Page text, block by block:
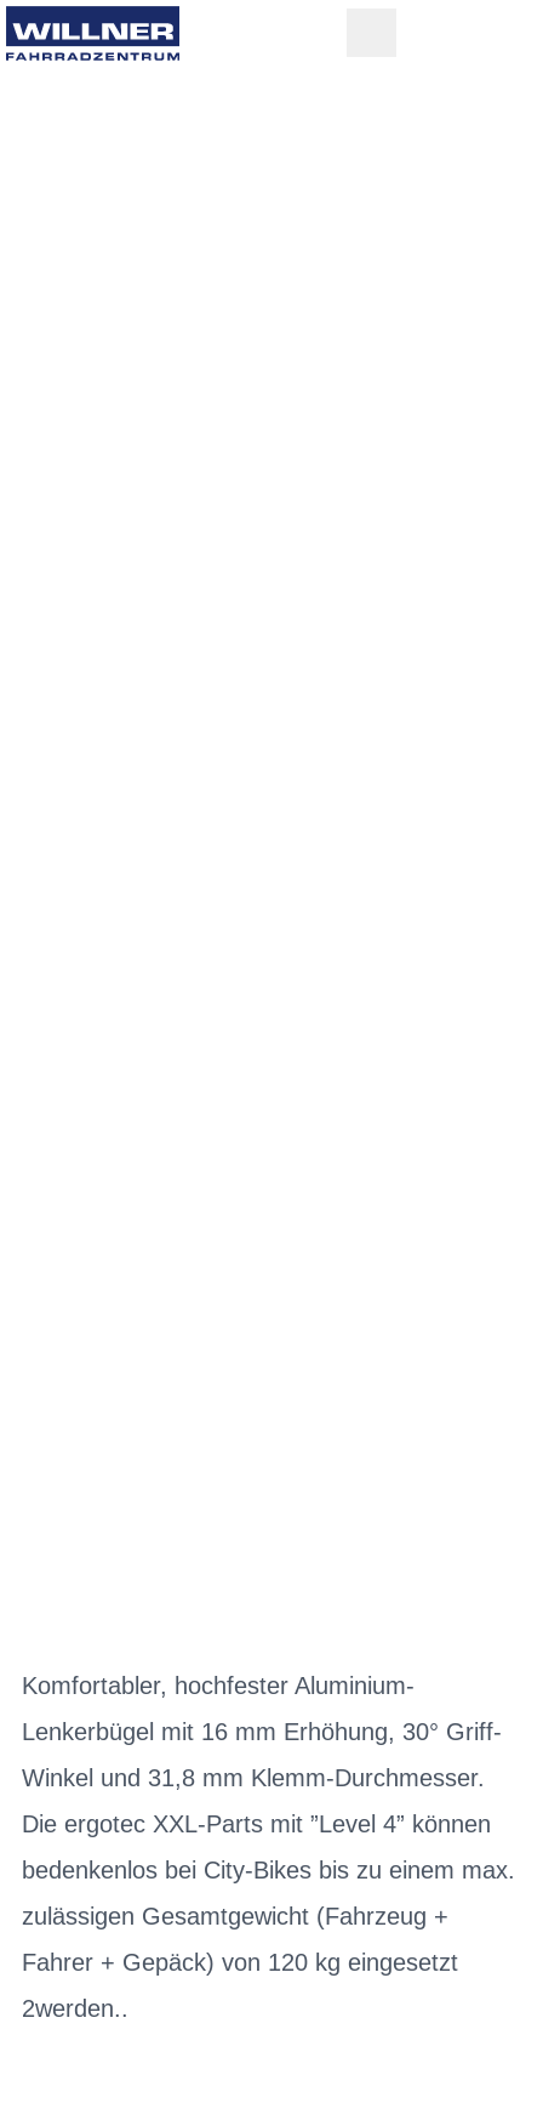
Komfortabler, hochfester Aluminium-
Lenkerbügel mit 16 mm Erhöhung, 30° Griff-
Winkel und 31,8 mm Klemm-Durchmesser.
Die ergotec XXL-Parts mit ”Level 4” können
bedenkenlos bei City-Bikes bis zu einem max.
zulässigen Gesamtgewicht (Fahrzeug +
Fahrer + Gepäck) von 120 kg eingesetzt
2werden..